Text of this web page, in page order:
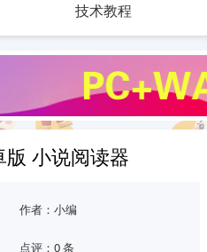
技术教程
版 小说阅读器
作者：小编
点评：0 条